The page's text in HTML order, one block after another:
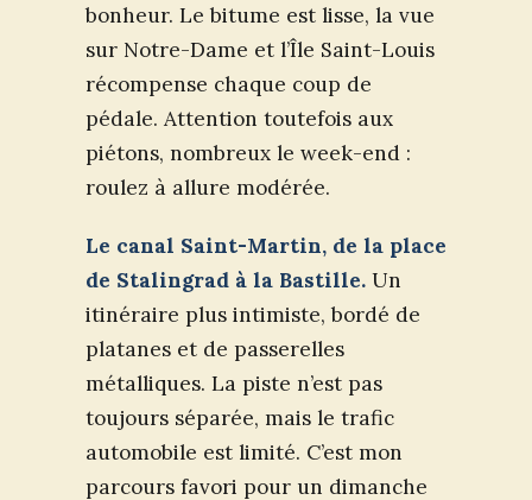
bonheur. Le bitume est lisse, la vue
sur Notre-Dame et l’Île Saint-Louis
récompense chaque coup de
pédale. Attention toutefois aux
piétons, nombreux le week-end :
roulez à allure modérée.
Le canal Saint-Martin, de la place
de Stalingrad à la Bastille. Un
itinéraire plus intimiste, bordé de
platanes et de passerelles
métalliques. La piste n’est pas
toujours séparée, mais le trafic
automobile est limité. C’est mon
parcours favori pour un dimanche